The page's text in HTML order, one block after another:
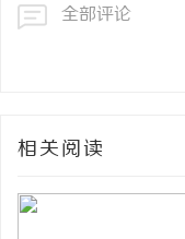
全部评论
相关阅读